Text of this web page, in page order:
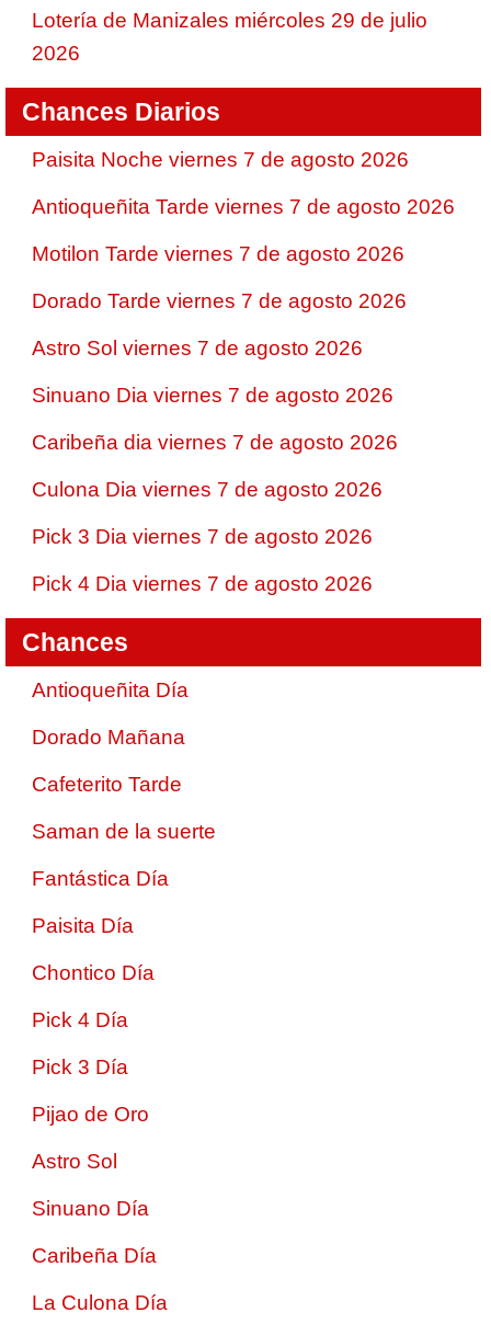
Lotería de Manizales miércoles 29 de julio
2026
Chances Diarios
Paisita Noche viernes 7 de agosto 2026
Antioqueñita Tarde viernes 7 de agosto 2026
Motilon Tarde viernes 7 de agosto 2026
Dorado Tarde viernes 7 de agosto 2026
Astro Sol viernes 7 de agosto 2026
Sinuano Dia viernes 7 de agosto 2026
Caribeña dia viernes 7 de agosto 2026
Culona Dia viernes 7 de agosto 2026
Pick 3 Dia viernes 7 de agosto 2026
Pick 4 Dia viernes 7 de agosto 2026
Chances
Antioqueñita Día
Dorado Mañana
Cafeterito Tarde
Saman de la suerte
Fantástica Día
Paisita Día
Chontico Día
Pick 4 Día
Pick 3 Día
Pijao de Oro
Astro Sol
Sinuano Día
Caribeña Día
La Culona Día